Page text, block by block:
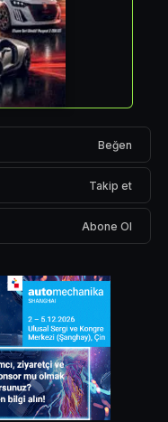
Beğen
Takip et
Abone Ol